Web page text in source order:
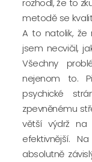
rozhodl, že to
metodě se
A to natolik,
jsem necvičil,
Všechny
nejenom to.
psychické
zpevněnému
větší výdrž
efektivnější.
absolutně